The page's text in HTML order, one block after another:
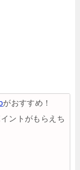
がおすすめ！
ントがもらえち